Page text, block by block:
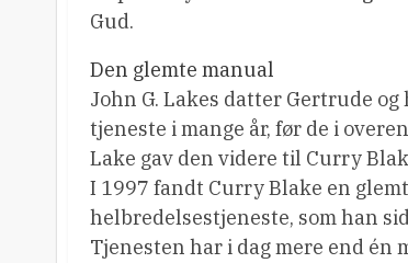
Gud.
Den glemte manual
John G. Lakes datter Gertrude
tjeneste i mange år, før de i
Lake gav den videre til Curry
I 1997 fandt Curry Blake en
helbredelsestjeneste, som han
Tjenesten har i dag mere end